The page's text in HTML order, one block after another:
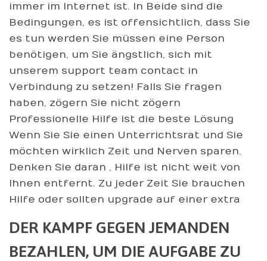
immer im Internet ist. In Beide sind die
Bedingungen, es ist offensichtlich, dass Sie
es tun werden Sie müssen eine Person
benötigen, um Sie ängstlich, sich mit
unserem support team contact in
Verbindung zu setzen! Falls Sie fragen
haben, zögern Sie nicht zögern
Professionelle Hilfe ist die beste Lösung
Wenn Sie Sie einen Unterrichtsrat und Sie
möchten wirklich Zeit und Nerven sparen.
Denken Sie daran , Hilfe ist nicht weit von
Ihnen entfernt. Zu jeder Zeit Sie brauchen
Hilfe oder sollten upgrade auf einer extra
DER KAMPF GEGEN JEMANDEN
BEZAHLEN, UM DIE AUFGABE ZU